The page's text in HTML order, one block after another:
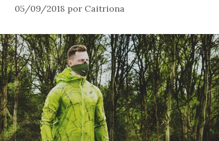
05/09/2018 por Caitriona